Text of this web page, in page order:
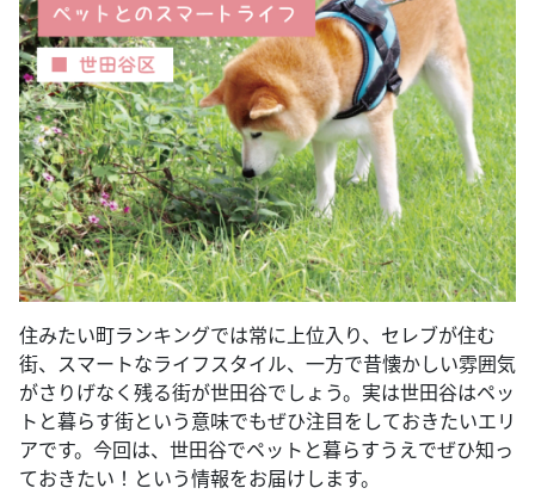
住みたい町ランキングでは常に上位入り、セレブが住む
街、スマートなライフスタイル、一方で昔懐かしい雰囲気
がさりげなく残る街が世田谷でしょう。実は世田谷はペッ
トと暮らす街という意味でもぜひ注目をしておきたいエリ
アです。今回は、世田谷でペットと暮らすうえでぜひ知っ
ておきたい！という情報をお届けします。